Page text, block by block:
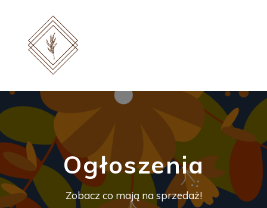
Ogłoszenia
Zobacz co mają na sprzedaż!